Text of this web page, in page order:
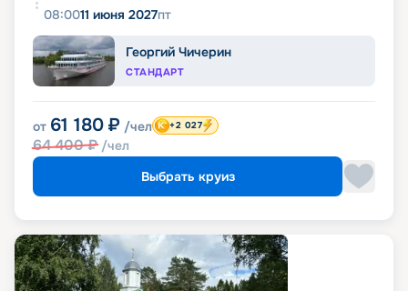
08:0011 июня 2027пт
Георгий Чичерин
СТАНДАРТ
от 61 180 ₽ /чел
64 400₽ /чел
+2 027
Выбрать круиз